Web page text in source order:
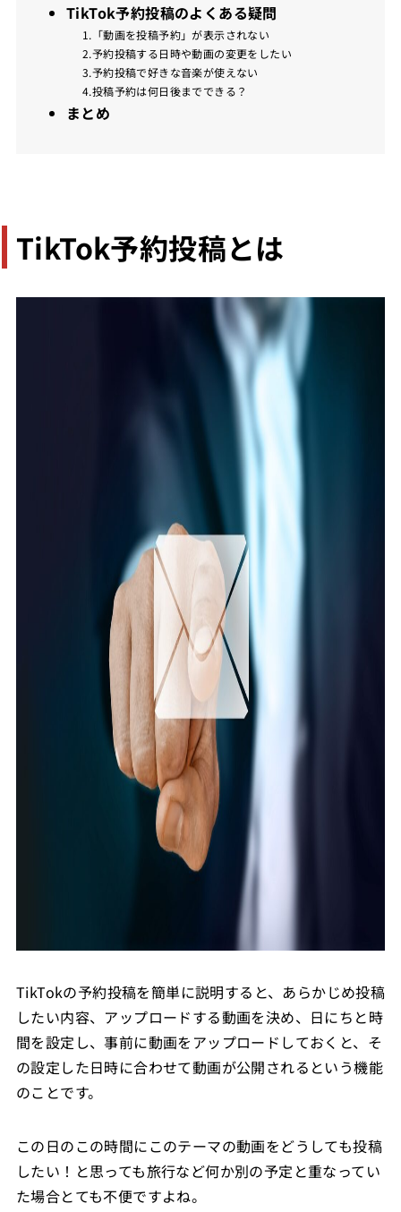
TikTok予約投稿のよくある疑問
1.「動画を投稿予約」が表示されない
2.予約投稿する日時や動画の変更をしたい
3.予約投稿で好きな音楽が使えない
4.投稿予約は何日後までできる？
まとめ
TikTok予約投稿とは
TikTokの予約投稿を簡単に説明すると、あらかじめ投稿
したい内容、アップロードする動画を決め、日にちと時
間を設定し、事前に動画をアップロードしておくと、そ
の設定した日時に合わせて動画が公開されるという機能
のことです。
この日のこの時間にこのテーマの動画をどうしても投稿
したい！と思っても旅行など何か別の予定と重なってい
た場合とても不便ですよね。